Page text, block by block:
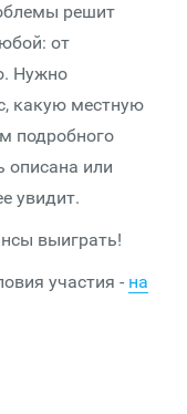
решит
от
Нужно
какую местную
подробного
описана или
увидит.
выиграть!
участия - на